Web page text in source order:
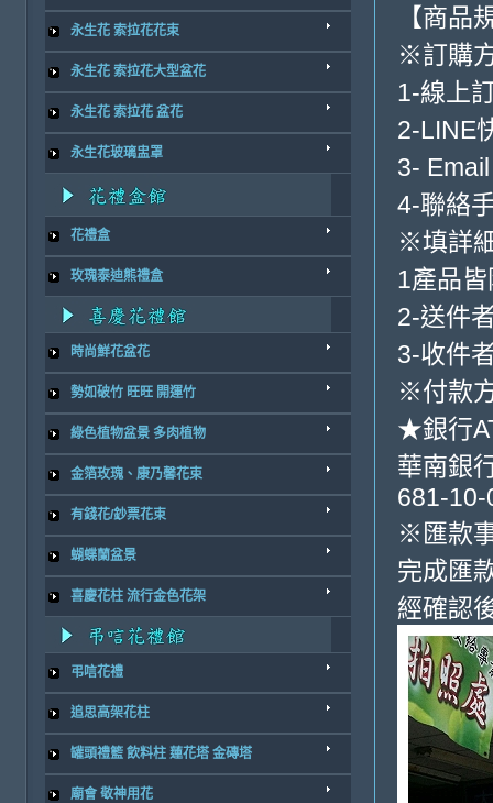
永生花 索拉花花束
永生花 索拉花大型盆花
永生花 索拉花 盆花
永生花玻璃盅罩
花禮盒
玫瑰泰迪熊禮盒
時尚鮮花盆花
勢如破竹 旺旺 開運竹
綠色植物盆景 多肉植物
金箔玫瑰、康乃馨花束
有錢花/鈔票花束
蝴蝶蘭盆景
喜慶花柱 流行金色花架
弔唁花禮
追思高架花柱
罐頭禮籃 飲料柱 蓮花塔 金磚塔
廟會 敬神用花
【商品
※訂購
1-線上
2-LINE
3-
4-聯絡
※填詳
1產品
2-送件
3-收件
※付款
★銀行
華南銀
681-
※匯款
完成匯
經確認